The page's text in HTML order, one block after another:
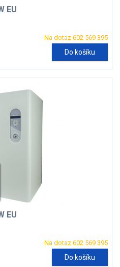
EU
Na dotaz 602 569 395
Do košíku
EU
Na dotaz 602 569 395
Do košíku